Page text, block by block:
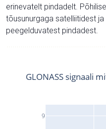
erinevatelt pindadelt.
tõusunurgaga satelliitidest
peegelduvatest pindadest.
9
GLONASS signaali